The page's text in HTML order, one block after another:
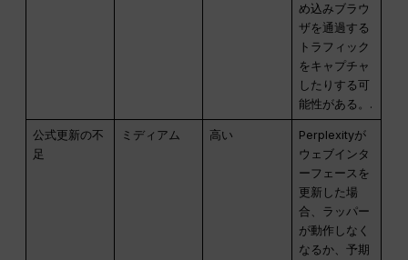
め込みブラウ
ザを通過する
トラフィック
をキャプチャ
したりする可
能性がある。.
公式更新の不
足
ミディアム 高い
Perplexityが
ウェブインタ
ーフェースを
更新した場
合、ラッパー
が動作しなく
なるか、予期